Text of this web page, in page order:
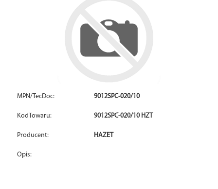
MPN/TecDoc: 9012SPC-020/10
KodTowaru: 9012SPC-020/10 HZT
Producent: HAZET
Opis: